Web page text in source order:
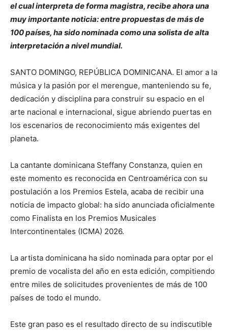
el cual interpreta de forma magistra, recibe ahora una
muy importante noticia: entre propuestas de más de
100 países, ha sido nominada como una solista de alta
interpretación a nivel mundial.
SANTO DOMINGO, REPÚBLICA DOMINICANA. El amor a la
música y la pasión por el merengue, manteniendo su fe,
dedicación y disciplina para construir su espacio en el
arte nacional e internacional, sigue abriendo puertas en
los escenarios de reconocimiento más exigentes del
planeta.
La cantante dominicana Steffany Constanza, quien en
este momento es reconocida en Centroamérica con su
postulación a los Premios Estela, acaba de recibir una
noticia de impacto global: ha sido anunciada oficialmente
como Finalista en los Premios Musicales
Intercontinentales (ICMA) 2026.
La artista dominicana ha sido nominada para optar por el
premio de vocalista del año en esta edición, compitiendo
entre miles de solicitudes provenientes de más de 100
países de todo el mundo.
Este gran paso es el resultado directo de su indiscutible